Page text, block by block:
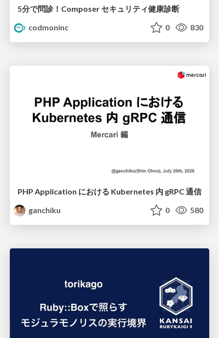
5分で問診！Composer セキュリティ健康診断
codmoninc
0 830
PHP Application における Kubernetes 内 gRPC 通信
ganchiku
0 580